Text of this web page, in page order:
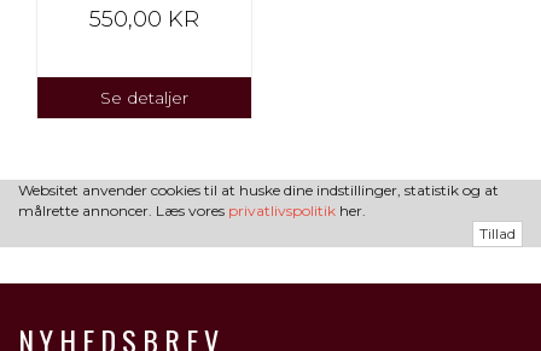
550,00 KR
Se detaljer
Websitet anvender cookies til at huske dine indstillinger, statistik og at
målrette annoncer. Læs vores privatlivspolitik her.
Tillad
NYHEDSBREV